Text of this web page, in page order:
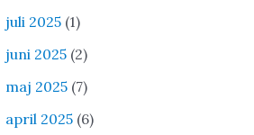
juli 2025 (1)
juni 2025 (2)
maj 2025 (7)
april 2025 (6)